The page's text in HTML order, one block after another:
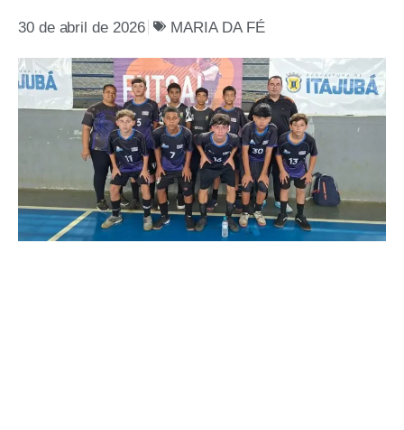
30 de abril de 2026 MARIA DA FÉ